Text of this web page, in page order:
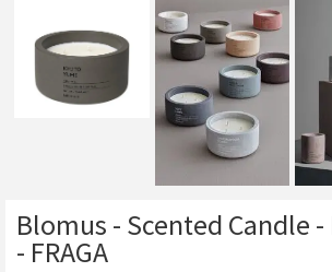
Blomus - Scented Candle
- FRAGA